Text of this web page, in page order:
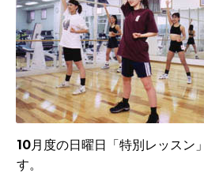
10月度の日曜日「特別レッスン
す。